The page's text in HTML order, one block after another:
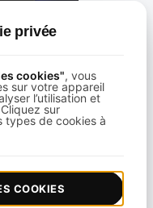
d'écran ?
privée
cookies", vous
sur votre appareil
l’utilisation et
sur
types de cookies à
COOKIES